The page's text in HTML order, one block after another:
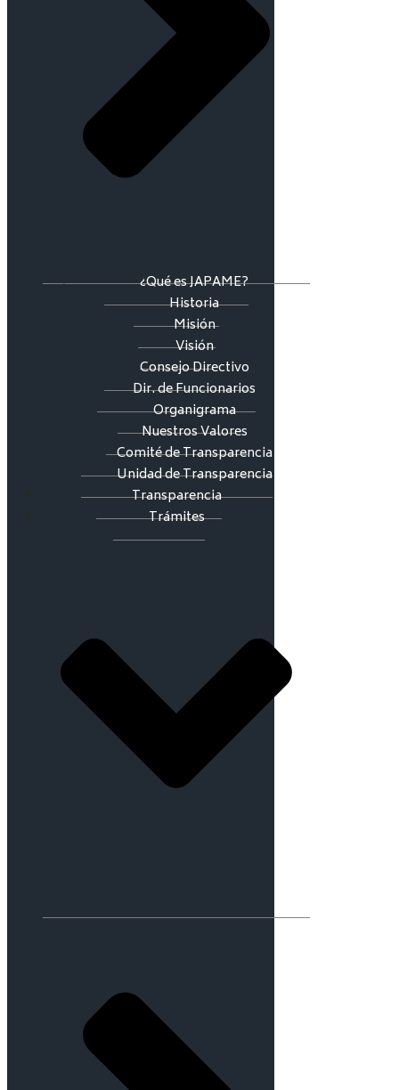
¿Qué es JAPAME?
Historia
Misión
Visión
Consejo Directivo
Dir. de Funcionarios
Organigrama
Nuestros Valores
Comité de Transparencia
Unidad de Transparencia
Transparencia
Trámites